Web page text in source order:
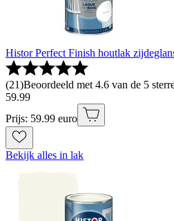
Histor Perfect Finish houtlak
(21)Beoordeeld met 4.6 van de 5
59.99
Prijs: 59.99 euro
Bekijk alles in lak